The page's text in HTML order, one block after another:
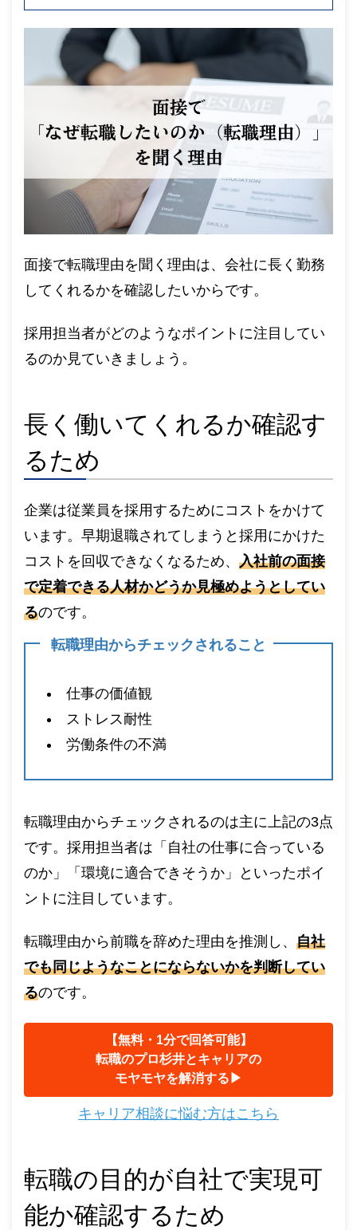
面接で転職理由を聞く理由は、会社に長く勤務
してくれるかを確認したいからです。
採用担当者がどのようなポイントに注目してい
るのか見ていきましょう。
長く働いてくれるか確認す
るため
企業は従業員を採用するためにコストをかけて
います。早期退職されてしまうと採用にかけた
コストを回収できなくなるため、 入社前の面接
で定着できる人材かどうか見極めようとしてい
るのです。
転職理由からチェックされること
仕事の価値観
ストレス耐性
労働条件の不満
転職理由からチェックされるのは主に上記の3点
です。採用担当者は「自社の仕事に合っている
のか」「環境に適合できそうか」といったポイ
ントに注目しています。
転職理由から前職を辞めた理由を推測し、 自社
でも同じようなことにならないかを判断してい
るのです。
【無料・1分で回答可能】
転職のプロ杉井とキャリアの
モヤモヤを解消する▶︎
キャリア相談に悩む方はこちら
転職の目的が自社で実現可
能か確認するため